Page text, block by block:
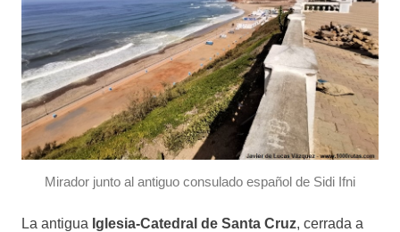
Mirador junto al antiguo consulado español de Sidi Ifni
La antigua Iglesia-Catedral de Santa Cruz, cerrada a